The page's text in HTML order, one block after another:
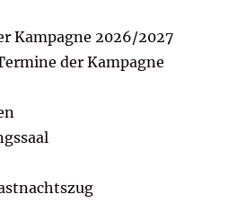
Kampagne 2026/2027
der Kampagne